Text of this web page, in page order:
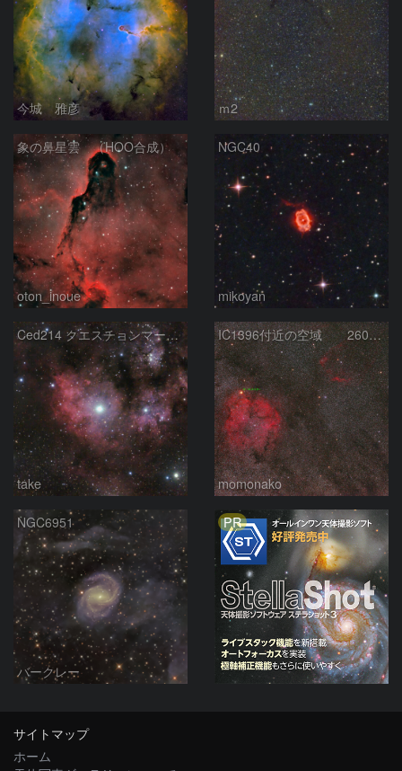
今城 雅彦 ｍ2
象の鼻星雲 （HOO合成）
oton_inoue
NGC40
mikoyan
Ced214 クエスチョンマーク星雲の“心臓部”
take
IC1396付近の空域 260720
momonako
NGC6951
バークレー
PR
サイトマップ
ホーム